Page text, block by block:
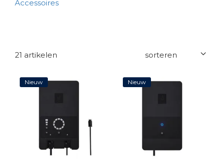
Accessoires
21 artikelen
Nieuw Nieuw